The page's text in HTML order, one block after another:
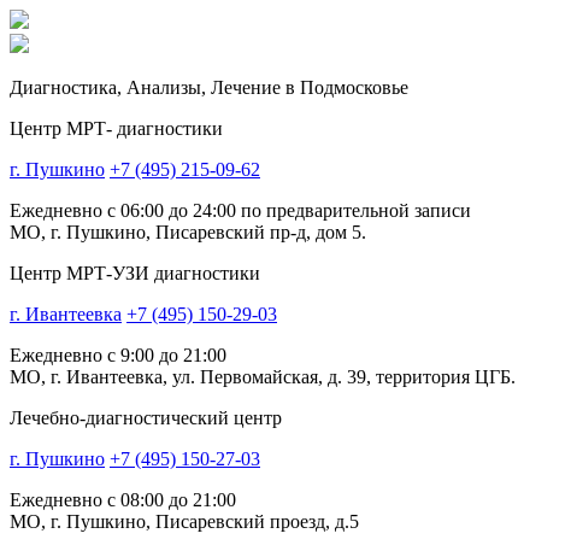
Диагностика, Анализы, Лечение в Подмосковье
Центр МРТ- диагностики
г. Пушкино +7 (495) 215-09-62
Ежедневно с 06:00 до 24:00 по предварительной записи
МО, г. Пушкино, Писаревский пр-д, дом 5.
Центр МРТ-УЗИ диагностики
г. Ивантеевка +7 (495) 150-29-03
Ежедневно с 9:00 до 21:00
МО, г. Ивантеевка, ул. Первомайская, д. 39, территория ЦГБ.
Лечебно-диагностический центр
г. Пушкино +7 (495) 150-27-03
Ежедневно с 08:00 до 21:00
МО, г. Пушкино, Писаревский проезд, д.5